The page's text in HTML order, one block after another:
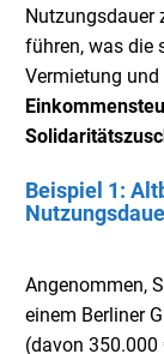
Nutzungsdauer
führen, was die
Vermietung
Beispiel 1:
Angenommen,
einem Berliner
(davon 350.000